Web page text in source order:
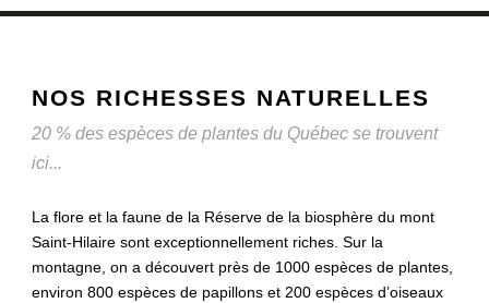
NOS RICHESSES NATURELLES
20 % des espèces de plantes du Québec se trouvent
ici...
La flore et la faune de la Réserve de la biosphère du mont
Saint-Hilaire sont exceptionnellement riches. Sur la
montagne, on a découvert près de 1000 espèces de plantes,
environ 800 espèces de papillons et 200 espèces d’oiseaux